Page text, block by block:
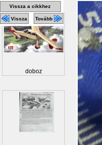
Vissza a cikkhez
Vissza Tovább
doboz